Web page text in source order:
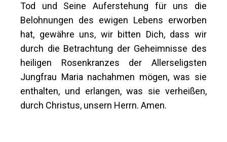
Tod und Seine Auferstehung für uns die
Belohnungen des ewigen Lebens erworben
hat, gewähre uns, wir bitten Dich, dass wir
durch die Betrachtung der Geheimnisse des
heiligen Rosenkranzes der Allerseligsten
Jungfrau Maria nachahmen mögen, was sie
enthalten, und erlangen, was sie verheißen,
durch Christus, unsern Herrn. Amen.